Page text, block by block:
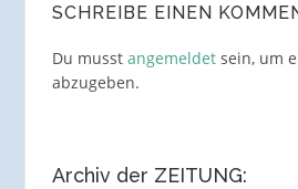
SCHREIBE EINEN
Du musst angemeldetsein, um
abzugeben.
Archiv der ZEITUNG: